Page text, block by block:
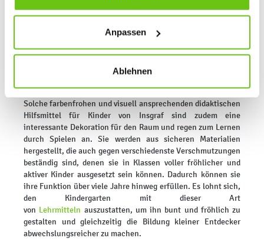
Daten verarbeitet, die für den Besuch unserer Website
jederzeit ändern, indem Sie auf die Schaltfläche unten
links klicken. Weitere Informationen zur Datennutzung
Anpassen
Ablehnen
oder beim Umgang mit der Uhr.Thematische Tafeln helfen
Vorstellungsvermögen und erweitern den Wortschatz. Da sie
Arbeit mit größeren Kindergruppen eingesetzt werden. Sie
können zudem als Element von Spielen, Rätseln und anderen
Fähigkeiten bei Kindern fördern.
Solche farbenfrohen und visuell ansprechenden didaktischen
Hilfsmittel für Kinder von Insgraf sind zudem eine
interessante Dekoration für den Raum und regen zum Lernen
durch Spielen an. Sie werden aus sicheren Materialien
hergestellt, die auch gegen verschiedenste Verschmutzungen
beständig sind, denen sie in Klassen voller fröhlicher und
aktiver Kinder ausgesetzt sein können. Dadurch können sie
ihre Funktion über viele Jahre hinweg erfüllen. Es lohnt sich,
den Kindergarten mit dieser Art
von Lehrmitteln auszustatten, um ihn bunt und fröhlich zu
gestalten und gleichzeitig die Bildung kleiner Entdecker
abwechslungsreicher zu machen.